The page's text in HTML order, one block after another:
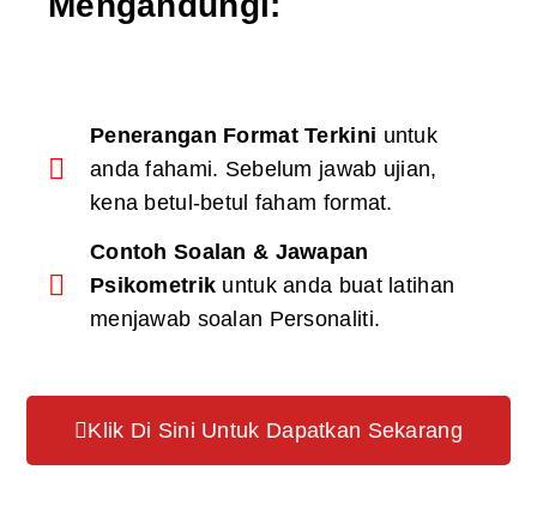
Penerangan Format Terkini untuk
anda fahami. Sebelum jawab ujian,
kena betul-betul faham format.
Contoh Soalan & Jawapan
Psikometrik untuk anda buat latihan
menjawab soalan Personaliti.
Klik Di Sini Untuk Dapatkan Sekarang